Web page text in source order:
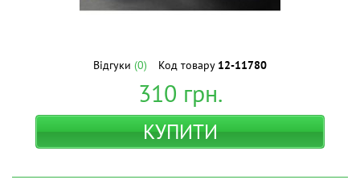
Відгуки (0) Код товару 12-11780
310 грн.
КУПИТИ